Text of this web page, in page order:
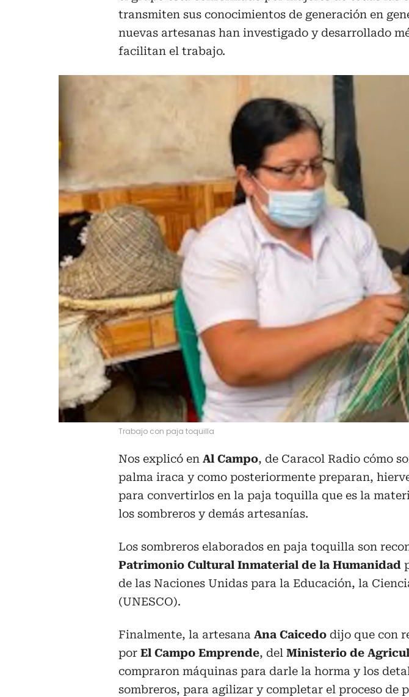
transmiten sus conocimientos de generación en
nuevas artesanas han investigado y desarrollado
facilitan el trabajo.
Trabajo con paja toquilla
Nos explicó en Al Campo, de Caracol Radio cómo
palma iraca y como posteriormente preparan,
para convertirlos en la paja toquilla que es la
los sombreros y demás artesanías.
Los sombreros elaborados en paja toquilla son
Patrimonio Cultural Inmaterial de la Humanidad
de las Naciones Unidas para la Educación, la
(UNESCO).
Finalmente, la artesana Ana Caicedo dijo que con
por El Campo Emprende, del Ministerio de
compraron máquinas para darle la horma y los
sombreros, para agilizar y completar el proceso de